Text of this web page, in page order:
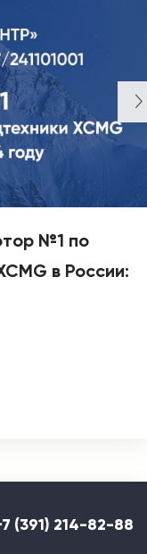
№1 по
в России:
(391) 214-82-88